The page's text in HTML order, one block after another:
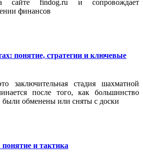
сайте findog.ru и сопровождает
финансов
понятие, стратегии и ключевые
заключительная стадия шахматной
после того, как большинство
были обменены или сняты с доски
и тактика